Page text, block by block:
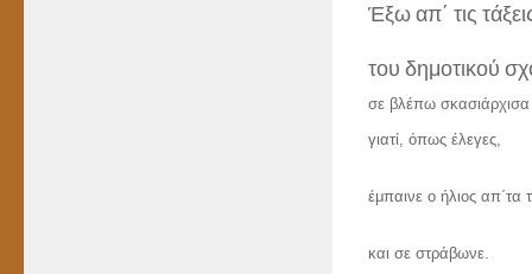
Έξω απ΄ τις
του δημοτικού
σε βλέπω σκασιάρχισα
γιατί, όπως έλεγες,
έμπαινε ο ήλιος απ΄τα
και σε στράβωνε.